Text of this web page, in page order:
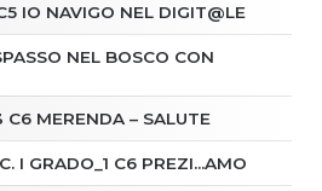
IO NAVIGO NEL DIGIT@LE
NEL BOSCO CON
C6 MERENDA – SALUTE
I GRADO_1 C6 PREZI…AMO